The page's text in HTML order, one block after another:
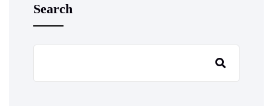
Search